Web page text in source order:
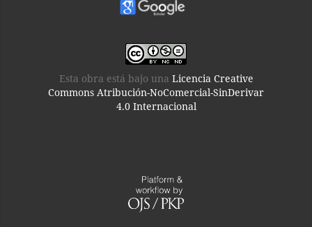
Esta obra está bajo una Licencia Creative
Commons Atribución-NoComercial-SinDerivar
4.0 Internacional